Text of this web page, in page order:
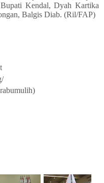
Kendal, Dyah Kartika
Balgis Diab. (Ril/FAP)